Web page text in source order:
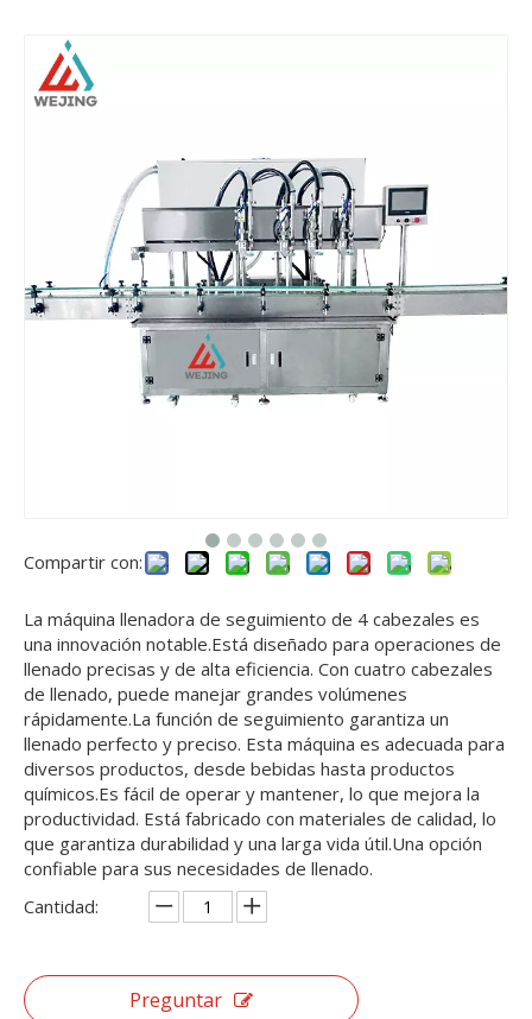
Compartir con:
La máquina llenadora de seguimiento de 4 cabezales es
una innovación notable.Está diseñado para operaciones de
llenado precisas y de alta eficiencia. Con cuatro cabezales
de llenado, puede manejar grandes volúmenes
rápidamente.La función de seguimiento garantiza un
llenado perfecto y preciso. Esta máquina es adecuada para
diversos productos, desde bebidas hasta productos
químicos.Es fácil de operar y mantener, lo que mejora la
productividad. Está fabricado con materiales de calidad, lo
que garantiza durabilidad y una larga vida útil.Una opción
confiable para sus necesidades de llenado.
Cantidad:
Preguntar